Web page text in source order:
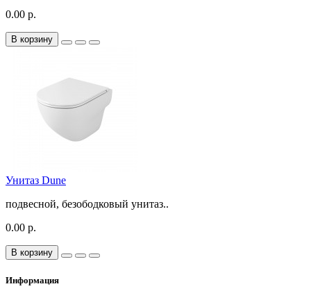
0.00 р.
В корзину
Унитаз Dune
подвесной, безободковый унитаз..
0.00 р.
В корзину
Информация